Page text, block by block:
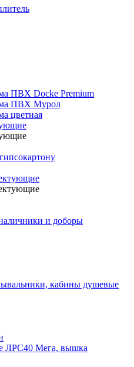
ПВХ Docke Premium
ПВХ Мурол
цветная
и доборы
кабины душевые
ЛРС40 Мега, вышка